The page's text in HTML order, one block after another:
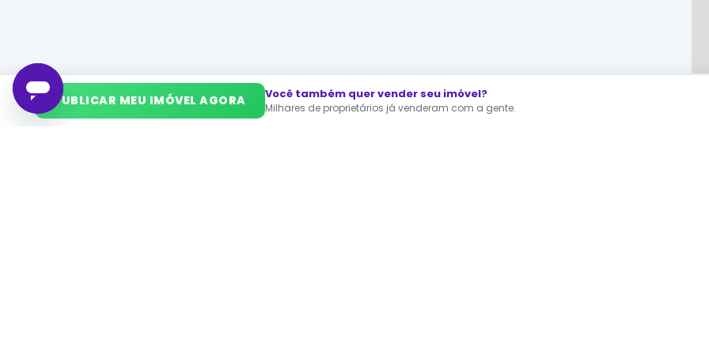
➜ PUBLICAR MEU IMÓVEL AGORA Você também quer vender seu imóvel?
Milhares de proprietários já venderam com a gente.